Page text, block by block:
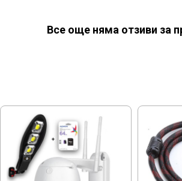
Все още няма отзиви за